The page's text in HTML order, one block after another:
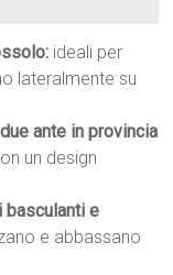
ideali per
lateralmente su
ante in provincia
un design
basculanti e
e abbassano